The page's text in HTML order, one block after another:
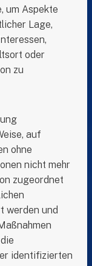
um Aspekte
Lage,
oder
zu
auf
ohne
nicht mehr
zugeordnet
werden und
identifizierten